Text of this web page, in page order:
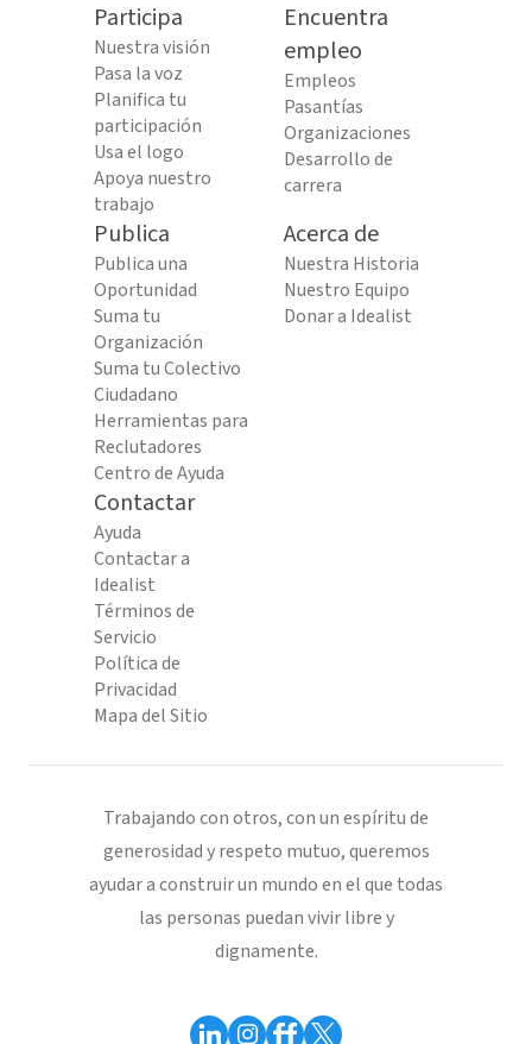
Participa
Nuestra visión
Pasa la voz
Planifica tu
participación
Usa el logo
Apoya nuestro
trabajo
Encuentra
empleo
Empleos
Pasantías
Organizaciones
Desarrollo de
carrera
Publica
Publica una
Oportunidad
Suma tu
Organización
Suma tu Colectivo
Ciudadano
Herramientas para
Reclutadores
Centro de Ayuda
Acerca de
Nuestra Historia
Nuestro Equipo
Donar a Idealist
Contactar
Ayuda
Contactar a
Idealist
Términos de
Servicio
Política de
Privacidad
Mapa del Sitio
Trabajando con otros, con un espíritu de
generosidad y respeto mutuo, queremos
ayudar a construir un mundo en el que todas
las personas puedan vivir libre y
dignamente.